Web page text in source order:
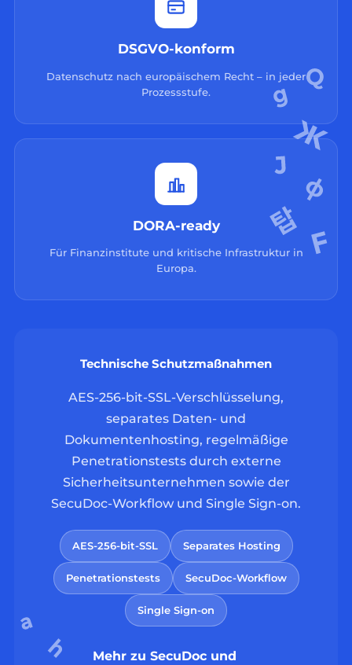
DSGVO-konform
Datenschutz nach europäischem Recht – in jeder
Prozessstufe.
DORA-ready
Für Finanzinstitute und kritische Infrastruktur in
Europa.
Technische Schutzmaßnahmen
AES-256-bit-SSL-Verschlüsselung,
separates Daten- und
Dokumentenhosting, regelmäßige
Penetrationstests durch externe
Sicherheitsunternehmen sowie der
SecuDoc-Workflow und Single Sign-on.
AES-256-bit-SSL Separates Hosting
Penetrationstests SecuDoc-Workflow
Single Sign-on
Mehr zu SecuDoc und